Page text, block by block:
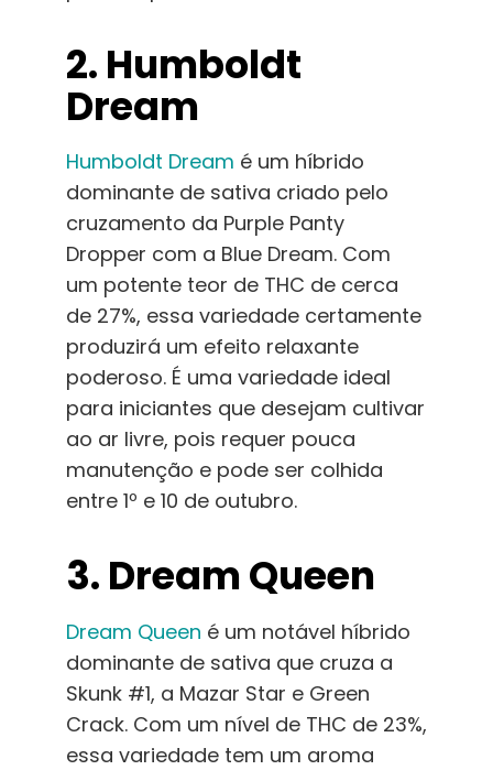
2. Humboldt
Dream
Humboldt Dream é um híbrido
dominante de sativa criado pelo
cruzamento da Purple Panty
Dropper com a Blue Dream. Com
um potente teor de THC de cerca
de 27%, essa variedade certamente
produzirá um efeito relaxante
poderoso. É uma variedade ideal
para iniciantes que desejam cultivar
ao ar livre, pois requer pouca
manutenção e pode ser colhida
entre 1º e 10 de outubro.
3. Dream Queen
Dream Queen é um notável híbrido
dominante de sativa que cruza a
Skunk #1, a Mazar Star e Green
Crack. Com um nível de THC de 23%,
essa variedade tem um aroma